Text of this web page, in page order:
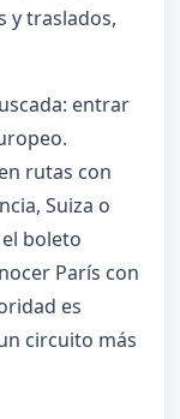
y traslados,
entrar
rutas con
Suiza o
boleto
París con
es
circuito más